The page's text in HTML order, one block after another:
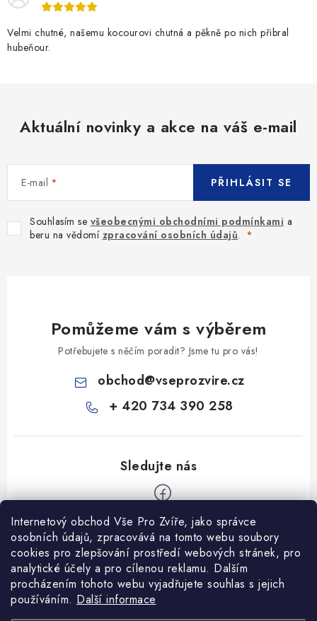
Internetový obchod Vše Pro Zvíře, jako správce
osobních údajů, zpracovává na tomto webu soubory
cookies pro zlepšování prostředí webových stránek, pro
analytické účely a pro cílenou reklamu. Dalším
procházením tohoto webu vyjadřujete souhlas s jejich
používáním. Další informace
Velmi chutné, našemu kocourovi chutná a pěkně po nich přibral
hubeňour.
Aktuální novinky a akce na váš e-mail
E-mail
Souhlasím se všeobecnými obchodními podmínkami a
beru na vědomí zpracování osobních údajů.
PŘIHLÁSIT SE
Pomůžeme vám s výběrem
Potřebujete s něčím poradit? Jsme tu pro vás!
obchod@vseprozvire.cz
+ 420 734 390 258
Informace pro Vás
Ceník dopravy